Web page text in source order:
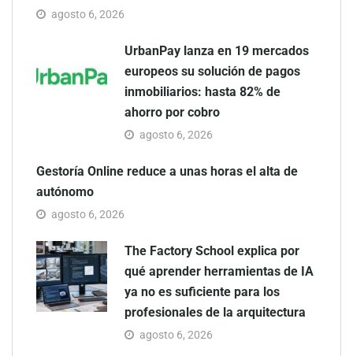
agosto 6, 2026
UrbanPay lanza en 19 mercados
europeos su solución de pagos
inmobiliarios: hasta 82% de
ahorro por cobro
agosto 6, 2026
Gestoría Online reduce a unas horas el alta de
autónomo
agosto 6, 2026
The Factory School explica por
qué aprender herramientas de IA
ya no es suficiente para los
profesionales de la arquitectura
agosto 6, 2026